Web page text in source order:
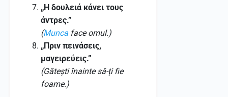
„Η δουλειά κάνει τους
άντρες.”
(Munca face omul.)
„Πριν πεινάσεις,
μαγειρεύεις.”
(Gătești înainte să-ți fie
foame.)